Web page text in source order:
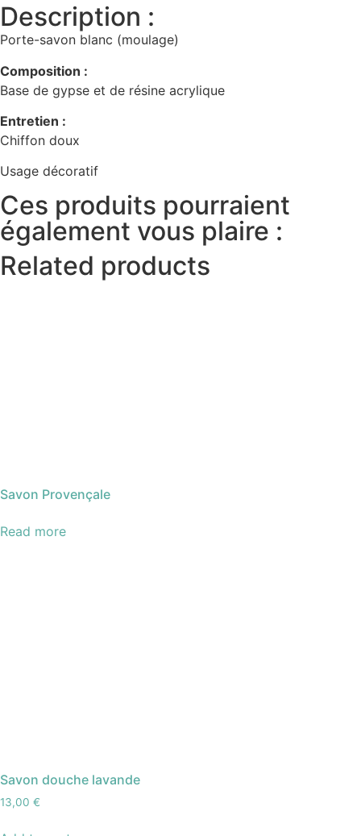
Description :
Porte-savon blanc (moulage)
Composition :
Base de gypse et de résine acrylique
Entretien :
Chiffon doux
Usage décoratif
Ces produits pourraient
également vous plaire :
Related products
Savon Provençale
Read more
Savon douche lavande
13,00 €